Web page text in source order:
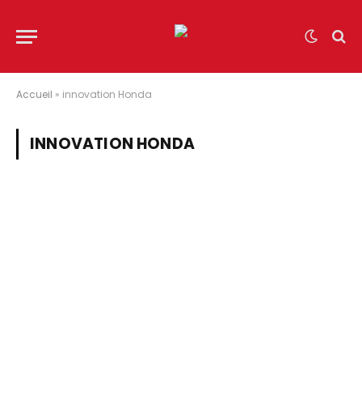
Accueil » innovation Honda
INNOVATION HONDA